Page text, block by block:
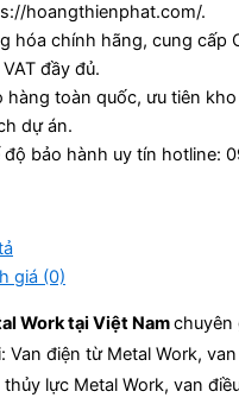
hoangthienphat.com/.
hóa chính hãng, cung cấp
đầy đủ.
hàng toàn quốc, ưu tiên
dự án.
độ bảo hành uy tín hotline:
giá (0)
Work tại Việt Namchuyên
Van điện từ Metal Work,
lực Metal Work, van